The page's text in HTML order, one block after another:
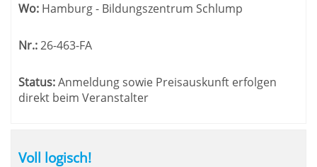
Wo: Hamburg - Bildungszentrum Schlump
Nr.:26-463-FA
Status:Anmeldung sowie Preisauskunft erfolgen
direkt beim Veranstalter
Voll logisch!